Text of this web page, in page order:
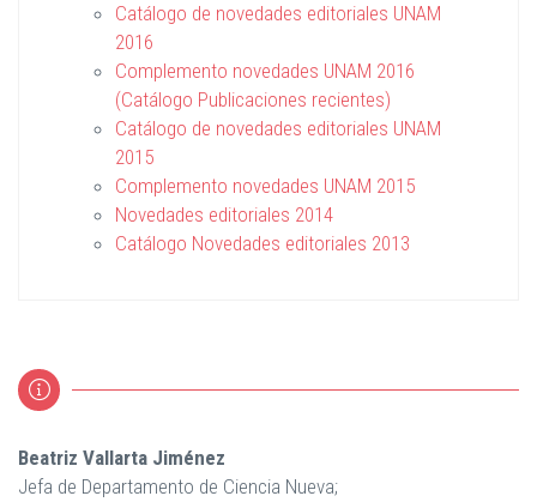
Catálogo de novedades editoriales UNAM
2016
Complemento novedades UNAM 2016
(Catálogo Publicaciones recientes)
Catálogo de novedades editoriales UNAM
2015
Complemento novedades UNAM 2015
Novedades editoriales 2014
Catálogo Novedades editoriales 2013
Beatriz Vallarta Jiménez
Jefa de Departamento de Ciencia Nueva;